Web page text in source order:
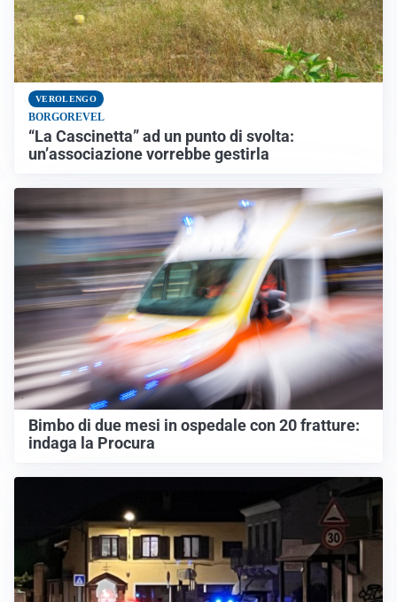
VEROLENGO
BORGOREVEL
“La Cascinetta” ad un punto di svolta:
un’associazione vorrebbe gestirla
Bimbo di due mesi in ospedale con 20 fratture:
indaga la Procura